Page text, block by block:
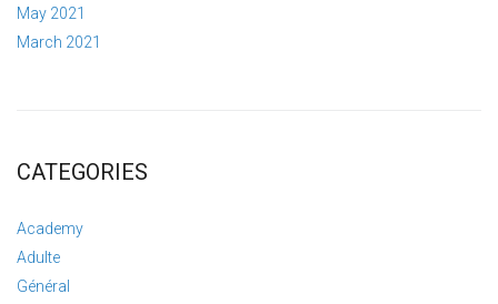
May 2021
March 2021
CATEGORIES
Academy
Adulte
Général